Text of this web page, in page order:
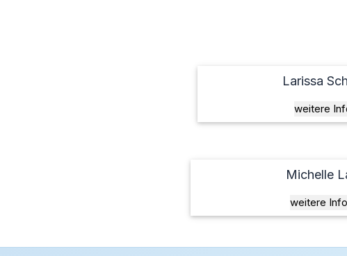
Larissa
weitere
Michelle
weitere